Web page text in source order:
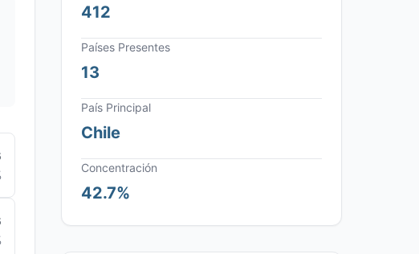
412
Países Presentes
13
País Principal
Chile
Concentración
42.7%